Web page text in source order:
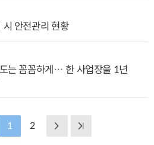
안전관리 현황
는 꼼꼼하게… 한 사업장을 1년
1 2